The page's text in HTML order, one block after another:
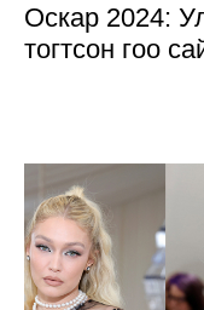
Оскар 2024:
тогтсон гоо